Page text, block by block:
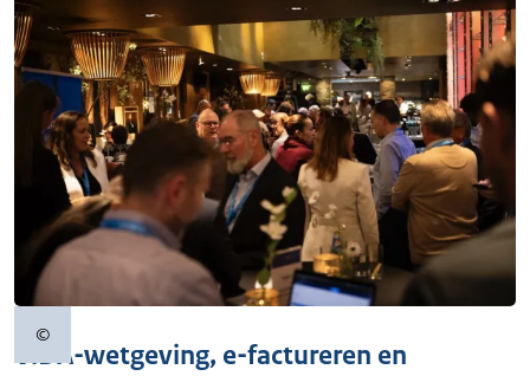
©Copyrightinformatie
ViDA-wetgeving, e-factureren en